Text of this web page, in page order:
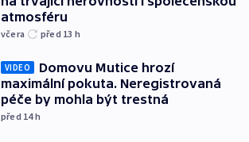
atmosféru
včera před 13 h
VIDEO
Domovu Mutice hrozí
maximální pokuta. Neregistrovaná
péče by mohla být trestná
před 14h